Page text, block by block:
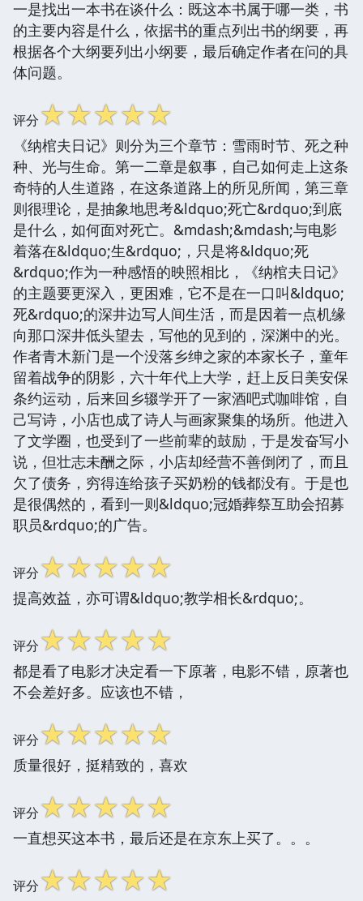
一是找出一本书在谈什么：既这本书属于哪一类，书
的主要内容是什么，依据书的重点列出书的纲要，再
根据各个大纲要列出小纲要，最后确定作者在问的具
体问题。
评分☆☆☆☆☆
《纳棺夫日记》则分为三个章节：雪雨时节、死之种
种、光与生命。第一二章是叙事，自己如何走上这条
奇特的人生道路，在这条道路上的所见所闻，第三章
则很理论，是抽象地思考&ldquo;死亡&rdquo;到底
是什么，如何面对死亡。&mdash;&mdash;与电影
着落在&ldquo;生&rdquo;，只是将&ldquo;死
&rdquo;作为一种感悟的映照相比，《纳棺夫日记》
的主题要更深入，更困难，它不是在一口叫&ldquo;
死&rdquo;的深井边写人间生活，而是因着一点机缘
向那口深井低头望去，写他的见到的，深渊中的光。
作者青木新门是一个没落乡绅之家的本家长子，童年
留着战争的阴影，六十年代上大学，赶上反日美安保
条约运动，后来回乡辍学开了一家酒吧式咖啡馆，自
己写诗，小店也成了诗人与画家聚集的场所。他进入
了文学圈，也受到了一些前辈的鼓励，于是发奋写小
说，但壮志未酬之际，小店却经营不善倒闭了，而且
欠了债务，穷得连给孩子买奶粉的钱都没有。于是也
是很偶然的，看到一则&ldquo;冠婚葬祭互助会招募
职员&rdquo;的广告。
评分☆☆☆☆☆
提高效益，亦可谓&ldquo;教学相长&rdquo;。
评分☆☆☆☆☆
都是看了电影才决定看一下原著，电影不错，原著也
不会差好多。应该也不错，
评分☆☆☆☆☆
质量很好，挺精致的，喜欢
评分☆☆☆☆☆
一直想买这本书，最后还是在京东上买了。。。
评分☆☆☆☆☆